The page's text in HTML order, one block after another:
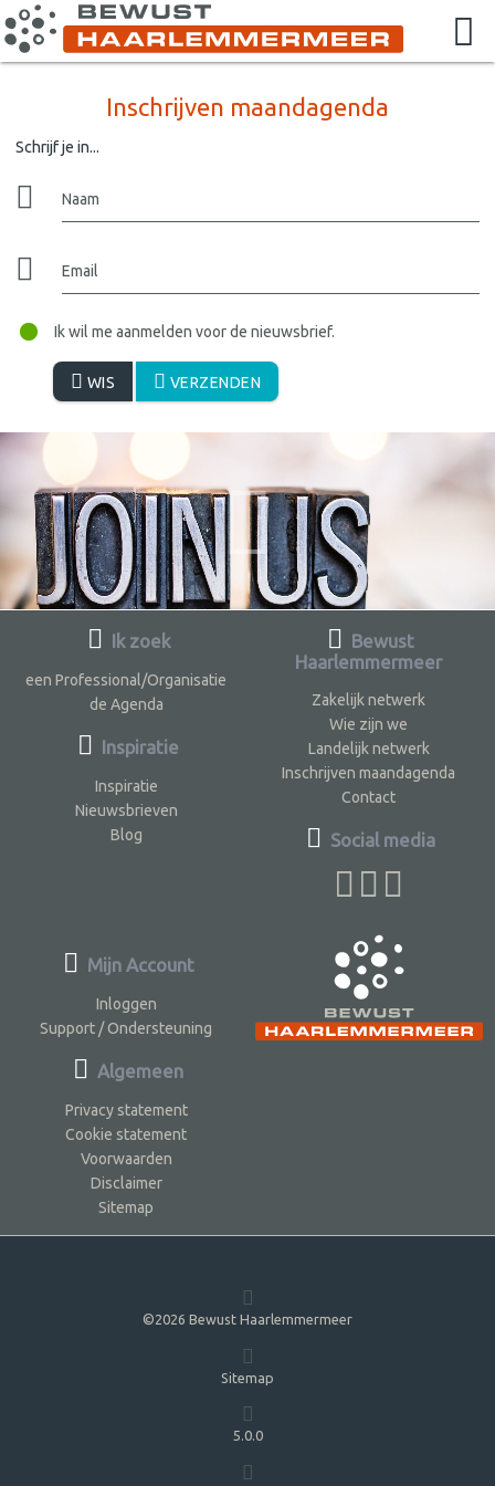
Inschrijven maandagenda
Schrijf je in...
Naam
Email
Ik wil me aanmelden voor de nieuwsbrief.
WIS VERZENDEN
Ik zoek
een Professional/Organisatie
de Agenda
Inspiratie
Inspiratie
Nieuwsbrieven
Blog
Bewust
Haarlemmermeer
Zakelijk netwerk
Wie zijn we
Landelijk netwerk
Inschrijven maandagenda
Contact
Social media
Mijn Account
Inloggen
Support / Ondersteuning
Algemeen
Privacy statement
Cookie statement
Voorwaarden
Disclaimer
Sitemap
©2026 Bewust Haarlemmermeer
Sitemap
5.0.0